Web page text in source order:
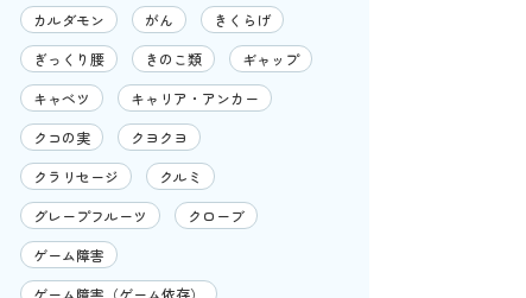
カルダモン
がん
きくらげ
ぎっくり腰
きのこ類
ギャップ
キャベツ
キャリア・アンカー
クコの実
クヨクヨ
クラリセージ
クルミ
グレープフルーツ
クローブ
ゲーム障害
ゲーム障害（ゲーム依存）